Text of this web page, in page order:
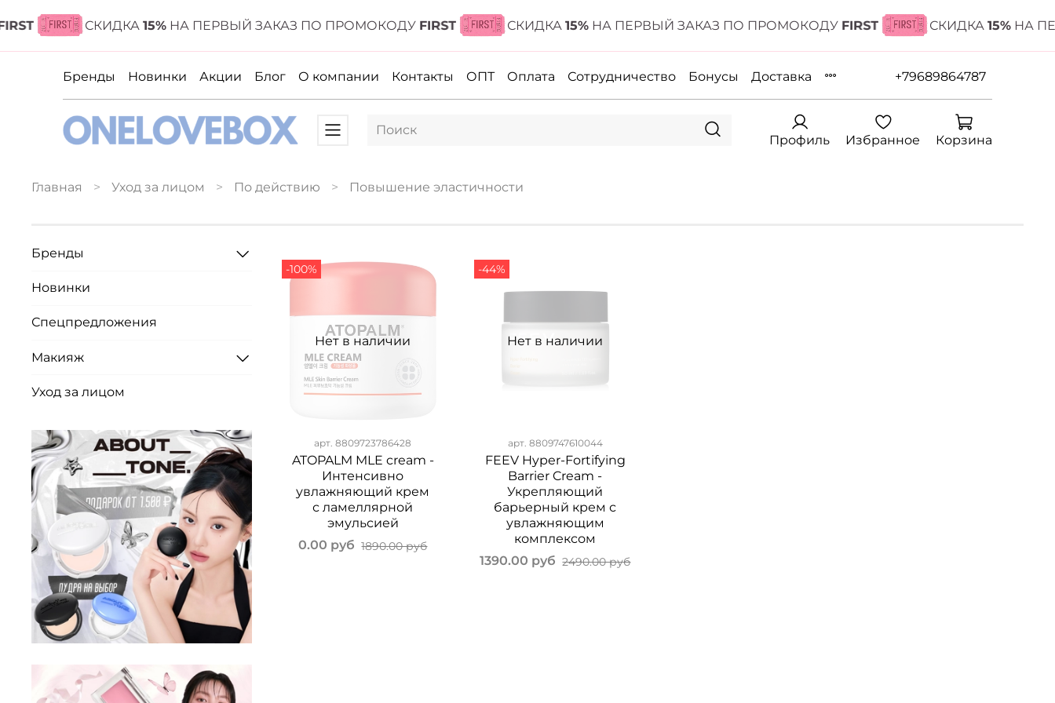
СКИДКА15%НА ПЕРВЫЙ ЗАКАЗ ПО ПРОМОКОДУFIRST СКИДКА15%НА ПЕРВЫЙ ЗАКАЗ ПО ПРОМОКОДУFIRST СКИДКА15%НА
Бренды Новинки Акции Блог О компании Контакты ОПТ Оплата Сотрудничество Бонусы Доставка +79689864787
Профиль Избранное Корзина
Главная Уход за лицом По действию Повышение эластичности
Нет в наличии
-100%
арт.8809723786428
ATOPALM MLE cream -
Интенсивно
увлажняющий крем
с ламеллярной
эмульсией
0.00 руб 1890.00 руб
Нет в наличии
-44%
арт. 8809747610044
FEEV Hyper-Fortifying
Barrier Cream -
Укрепляющий
барьерный крем с
увлажняющим
комплексом
1390.00 руб 2490.00 руб
Бренды
Новинки
Спецпредложения
Макияж
Уход за лицом